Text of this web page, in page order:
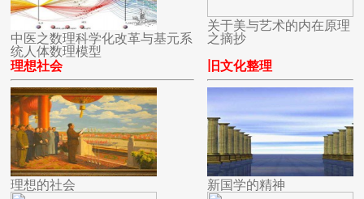
中医之数理科学化改革与基元系
统人体数理模型
关于美与艺术的内在原理
之摘抄
理想社会
理想的社会
旧文化整理
新国学的精神